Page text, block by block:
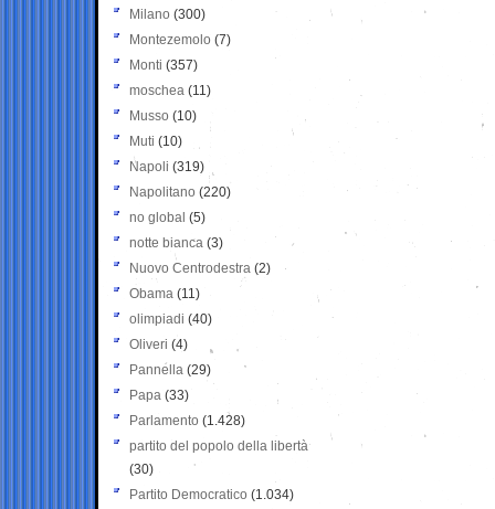
Milano (300)
Montezemolo (7)
Monti (357)
moschea (11)
Musso (10)
Muti (10)
Napoli (319)
Napolitano (220)
no global (5)
notte bianca (3)
Nuovo Centrodestra (2)
Obama (11)
olimpiadi (40)
Oliveri (4)
Pannella (29)
Papa (33)
Parlamento (1.428)
partito del popolo della libertà
(30)
Partito Democratico (1.034)